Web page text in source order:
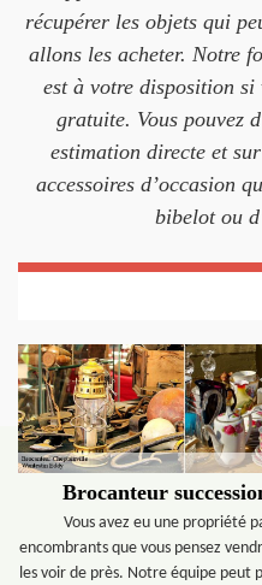
récupérer les objets qui
allons les acheter. Notre
est à votre disposition si
gratuite. Vous pouvez
estimation directe et
accessoires d’occasion
bibelot ou
Brocanteur
Vous avez eu une propriété
encombrants que vous pensez
les voir de près. Notre équipe peut